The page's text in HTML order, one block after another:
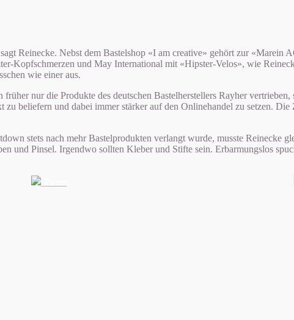
Reinecke. Nebst dem Bastelshop «I am creative» gehört zur «Marein
Kopfschmerzen und May International mit «Hipster-Velos», wie
wie einer aus.
nur die Produkte des deutschen Bastelherstellers Rayher
beliefern und dabei immer stärker auf den Onlinehandel zu setzen.
stets nach mehr Bastelprodukten verlangt wurde, musste Reinecke
und Pinsel. Irgendwo sollten Kleber und Stifte sein. Erbarmungslos